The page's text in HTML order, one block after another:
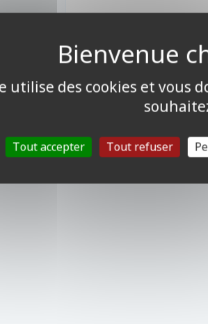
utilise des cookies et vous
Tout accepter Tout refuser